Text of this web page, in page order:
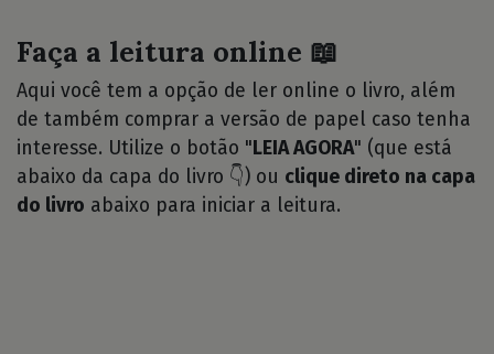
Faça a leitura online 📖
Aqui você tem a opção de ler online o livro, além
de também comprar a versão de papel caso tenha
interesse. Utilize o botão " LEIA AGORA" (que está
abaixo da capa do livro 👇) ou clique direto na capa
do livro abaixo para iniciar a leitura.